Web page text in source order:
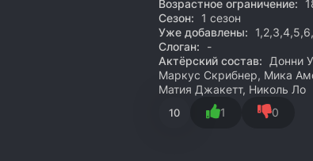
Возрастное ограничение:
Сезон:
1 сезон
Уже добавлены:
Слоган:
-
Актёрский состав:
Донни
Маркус Скрибнер, Мика
Матия Джакетт, Николь Ло
10 1 0